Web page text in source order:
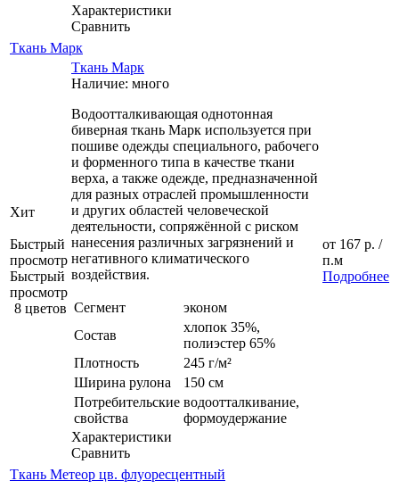
Характеристики
Сравнить
Ткань Марк
Хит
Быстрый
просмотр
Быстрый
просмотр
8 цветов
Ткань Марк
Наличие: много
Водоотталкивающая однотонная
биверная ткань Марк используется при
пошиве одежды специального, рабочего
и форменного типа в качестве ткани
верха, а также одежде, предназначенной
для разных отраслей промышленности
и других областей человеческой
деятельности, сопряжённой с риском
нанесения различных загрязнений и
негативного климатического
воздействия.
Сегмент
эконом
Состав
хлопок 35%,
полиэстер 65%
Плотность
245 г/м²
Ширина рулона
150 см
Потребительские
свойства
водоотталкивание,
формоудержание
Характеристики
Сравнить
от 167 р. /
п.м
Подробнее
Ткань Метеор цв. флуоресцентный